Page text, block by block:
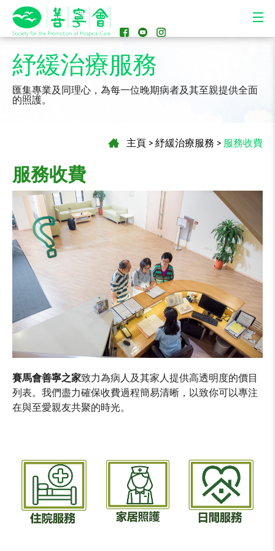
紓緩治療服務
匯集專業及同理心，為每一位晚期病者及其至親提供全面
的照護。
主頁 > 紓緩治療服務 > 服務收費
服務收費
賽馬會善寧之家致力為病人及其家人提供高透明度的價目
列表。我們盡力確保收費過程簡易清晰，以致你可以專注
在與至愛親友共聚的時光。